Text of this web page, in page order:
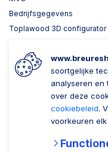
Bedrijfsgegevens
Toplawood 3D configurator
Wil je ons volgen?
soortgelijke
analyseren en
over deze
cookiebeleid.
voorkeuren